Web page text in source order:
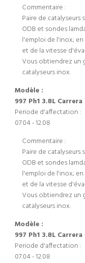
Commentaire :
Paire de
ODB et sondes
l'emploi de l'inox;
et de la vitesse
Vous obtiendrez un
catalyseurs inox.
Modèle :
997 Ph1 3.8L Carrera
Periode d'affectation :
07.04 - 12.08
Commentaire :
Paire de
ODB et sondes
l'emploi de l'inox;
et de la vitesse
Vous obtiendrez un
catalyseurs inox.
Modèle :
997 Ph1 3.8L Carrera
Periode d'affectation :
07.04 - 12.08